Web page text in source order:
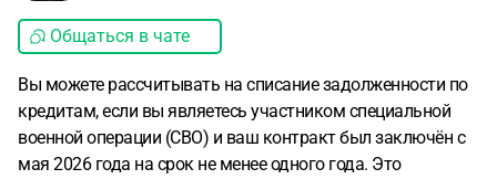
Общаться в чате
Вы можете рассчитывать на списание задолженности по
кредитам, если вы являетесь участником специальной
военной операции (СВО) и ваш контракт был заключён с
мая 2026 года на срок не менее одного года. Это